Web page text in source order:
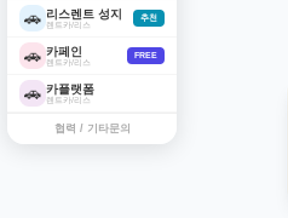
🚗 리스렌트 성지
렌트카/리스
추천
🚗 카페인
렌트카/리스
FREE
🚗 카플랫폼
렌트카/리스
협력 / 기타문의